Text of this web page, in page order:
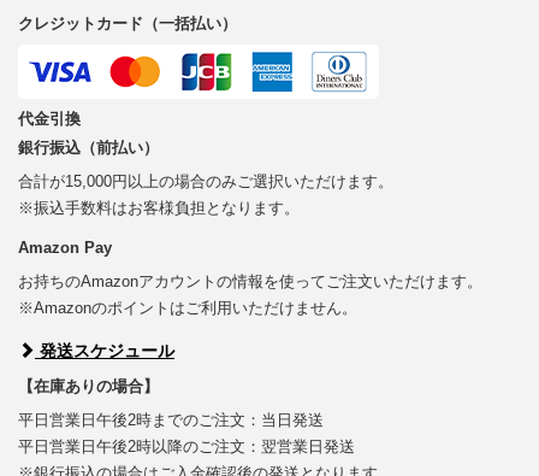
クレジットカード（一括払い）
代金引換
銀行振込（前払い）
合計が15,000円以上の場合のみご選択いただけます。
※振込手数料はお客様負担となります。
Amazon Pay
お持ちのAmazonアカウントの情報を使ってご注文いただけます。
※Amazonのポイントはご利用いただけません。
発送スケジュール
【在庫ありの場合】
平日営業日午後2時までのご注文：当日発送
平日営業日午後2時以降のご注文：翌営業日発送